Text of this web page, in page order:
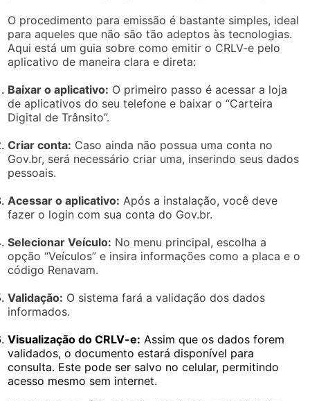
O procedimento para emissão é bastante simples, ideal
para aqueles que não são tão adeptos às tecnologias.
Aqui está um guia sobre como emitir o CRLV-e pelo
aplicativo de maneira clara e direta:
Baixar o aplicativo: O primeiro passo é acessar a loja
de aplicativos do seu telefone e baixar o “Carteira
Digital de Trânsito”.
Criar conta: Caso ainda não possua uma conta no
Gov.br, será necessário criar uma, inserindo seus dados
pessoais.
Acessar o aplicativo: Após a instalação, você deve
fazer o login com sua conta do Gov.br.
Selecionar Veículo: No menu principal, escolha a
opção “Veículos” e insira informações como a placa e o
código Renavam.
Validação: O sistema fará a validação dos dados
informados.
Visualização do CRLV-e: Assim que os dados forem
validados, o documento estará disponível para
consulta. Este pode ser salvo no celular, permitindo
acesso mesmo sem internet.